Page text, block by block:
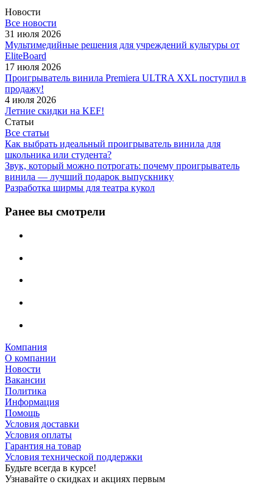
Новости
Все новости
31 июля 2026
Мультимедийные решения для учреждений культуры от
EliteBoard
17 июля 2026
Проигрыватель винила Premiera ULTRA XXL поступил в
продажу!
4 июля 2026
Летние скидки на KEF!
Статьи
Все статьи
Как выбрать идеальный проигрыватель винила для
школьника или студента?
Звук, который можно потрогать: почему проигрыватель
винила — лучший подарок выпускнику
Разработка ширмы для театра кукол
Ранее вы смотрели
Компания
О компании
Новости
Вакансии
Политика
Информация
Помощь
Условия доставки
Условия оплаты
Гарантия на товар
Условия технической поддержки
Будьте всегда в курсе!
Узнавайте о скидках и акциях первым